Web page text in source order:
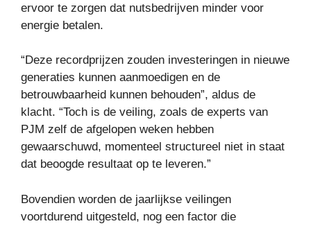
ervoor te zorgen dat nutsbedrijven minder voor
energie betalen.
“Deze recordprijzen zouden investeringen in nieuwe
generaties kunnen aanmoedigen en de
betrouwbaarheid kunnen behouden”, aldus de
klacht. “Toch is de veiling, zoals de experts van
PJM zelf de afgelopen weken hebben
gewaarschuwd, momenteel structureel niet in staat
dat beoogde resultaat op te leveren.”
Bovendien worden de jaarlijkse veilingen
voortdurend uitgesteld, nog een factor die